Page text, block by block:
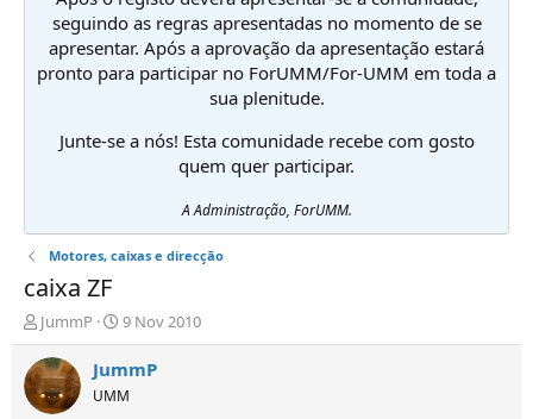
seguindo as regras apresentadas no momento de se
apresentar. Após a aprovação da apresentação estará
pronto para participar no ForUMM/For-UMM em toda a
sua plenitude.
Junte-se a nós! Esta comunidade recebe com gosto
quem quer participar.
A Administração, ForUMM.
Motores, caixas e direcção
caixa ZF
I
n
i
c
i
JummP
D
a
t
d
9 Nov 2010
JummP
UMM